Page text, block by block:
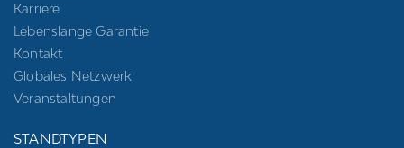
Karriere
Lebenslange Garantie
Kontakt
Globales Netzwerk
Veranstaltungen
STANDTYPEN